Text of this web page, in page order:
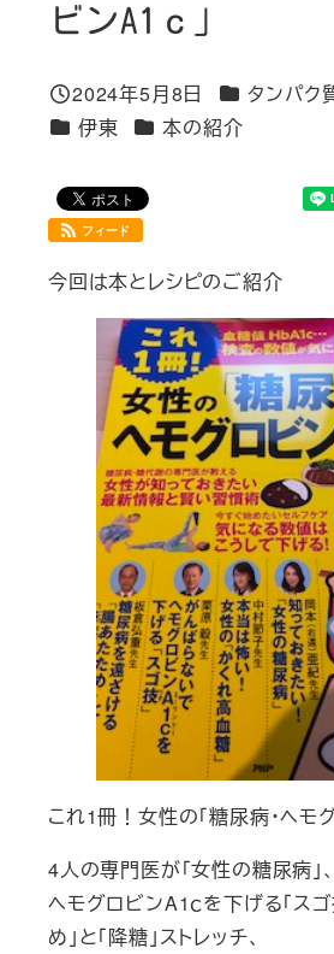
ビンA1ｃ」
投稿日
2024年5月8日 カテゴリー
タンパク
カテゴリー
伊東 カテゴリー
本の紹介
フィード
今回は本とレシピのご紹介
これ1冊！女性の「糖尿病・ヘモ
4人の専門医が「女性の糖尿病」、
ヘモグロビンA1ｃを下げる「スゴ
め」と「降糖」ストレッチ、